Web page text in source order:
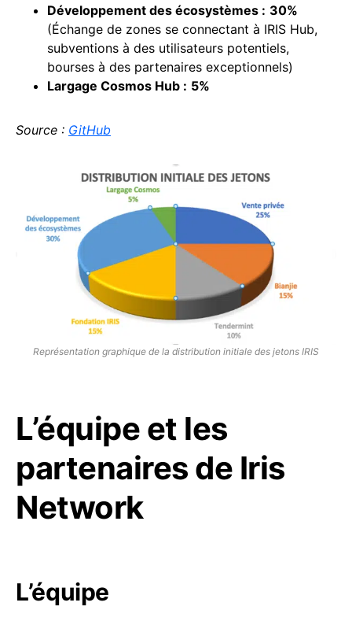
Développement des écosystèmes : 30%
(Échange de zones se connectant à IRIS Hub,
subventions à des utilisateurs potentiels,
bourses à des partenaires exceptionnels)
Largage Cosmos Hub : 5%
Source : GitHub
Représentation graphique de la distribution initiale des jetons IRIS
L’équipe et les
partenaires de Iris
Network
L’équipe